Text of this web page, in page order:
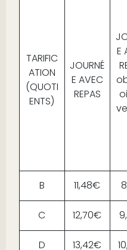
TARIFIC
ATION
(QUOTI
ENTS)
JOURNÉ
E AVEC
REPAS
E
B
11,48€
C 12,70€
D 13,42€